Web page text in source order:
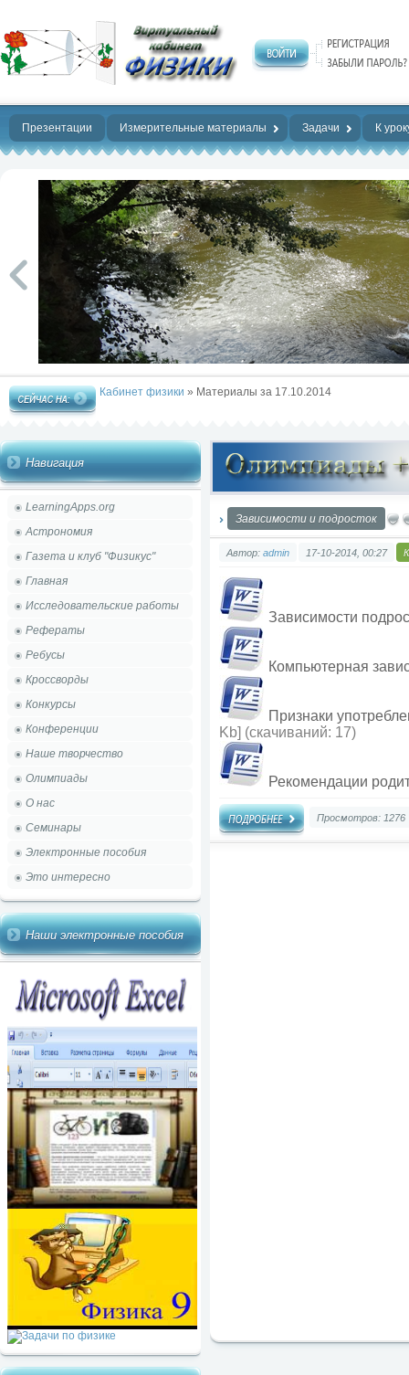
Нет предела
совершенству!
Презентации Измерительные материалы Задачи К
Кабинет физики » Материалы за 17.10.2014
Навигация
LearningApps.org
Астрономия
Газета и клуб "Физикус"
Главная
Исследовательские работы
Рефераты
Ребусы
Кроссворды
Конкурсы
Конференции
Наше творчество
Олимпиады
О нас
Семинары
Электронные пособия
Это интересно
Наши электронные пособия
Зависимости и подросток
Автор: admin 17-10-2014, 00:27
Зависимости
Компьютерная
Признаки
Kb] (cкачиваний: 17)
Рекомендации
Просмотров: 1276